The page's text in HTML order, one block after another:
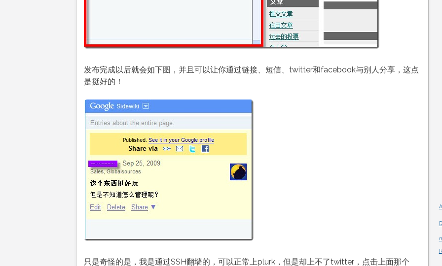
发布完成以后就会如下图，并且可以让你通过链接、短信、twitter和facebook与别人分享，这点
是挺好的！
只是奇怪的是，我是通过SSH翻墙的，可以正常上plurk，但是却上不了twitter，点击上面那个